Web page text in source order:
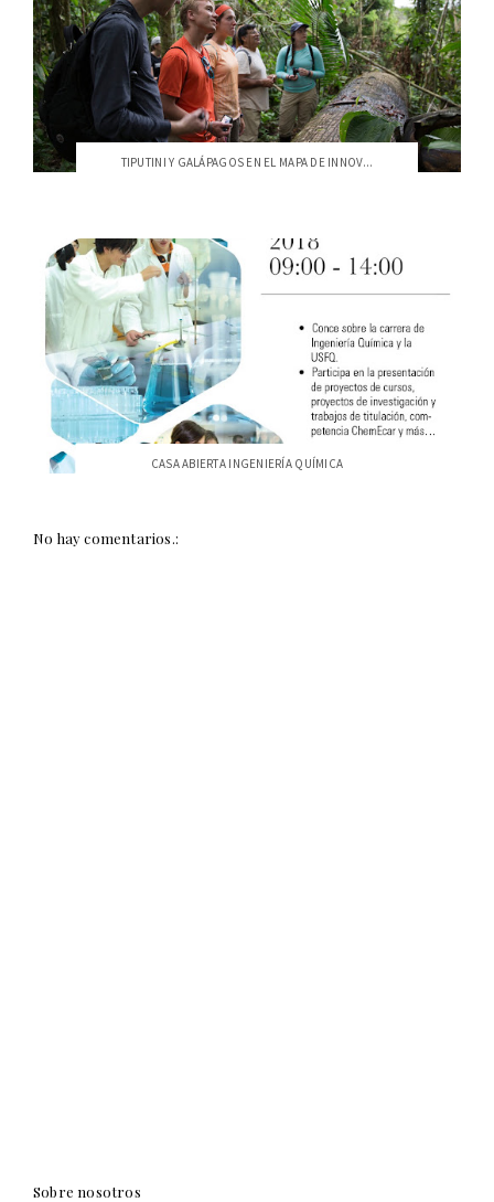
TIPUTINI Y GALÁPAGOS EN EL MAPA DE INNOV...
CASA ABIERTA INGENIERÍA QUÍMICA
No hay comentarios.:
Sobre nosotros